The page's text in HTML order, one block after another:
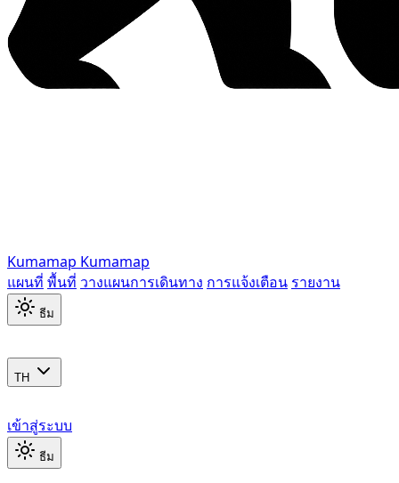
Kumamap Kumamap
แผนที่ พื้นที่ วางแผนการเดินทาง การแจ้งเตือน รายงาน
ธีม
TH
เข้าสู่ระบบ
ธีม